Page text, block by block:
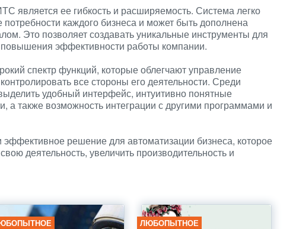
является ее гибкость и расширяемость. Система легко
каждого бизнеса и может быть дополнена
Это позволяет создавать уникальные инструменты для
эффективности работы компании.
спектр функций, которые облегчают управление
все стороны его деятельности. Среди
удобный интерфейс, интуитивно понятные
а также возможность интеграции с другими программами и
решение для автоматизации бизнеса, которое
деятельность, увеличить производительность и
ЛЮБОПЫТНОЕ